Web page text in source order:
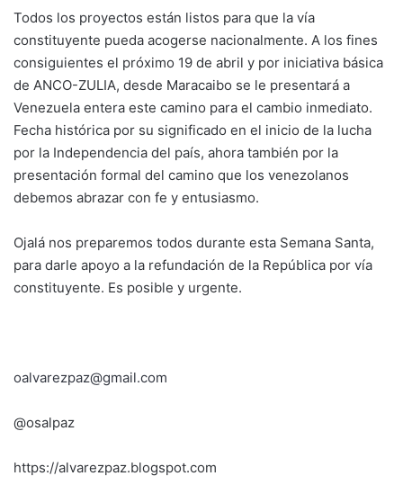
Todos los proyectos están listos para que la vía
constituyente pueda acogerse nacionalmente. A los fines
consiguientes el próximo 19 de abril y por iniciativa básica
de ANCO-ZULIA, desde Maracaibo se le presentará a
Venezuela entera este camino para el cambio inmediato.
Fecha histórica por su significado en el inicio de la lucha
por la Independencia del país, ahora también por la
presentación formal del camino que los venezolanos
debemos abrazar con fe y entusiasmo.
Ojalá nos preparemos todos durante esta Semana Santa,
para darle apoyo a la refundación de la República por vía
constituyente. Es posible y urgente.
oalvarezpaz@gmail.com
@osalpaz
https://alvarezpaz.blogspot.com